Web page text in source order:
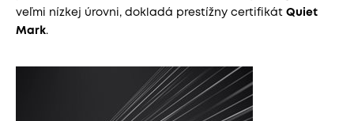
veľmi nízkej úrovni, dokladá prestížny certifikát Quiet
Mark.